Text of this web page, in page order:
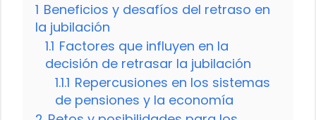
1 Beneficios y desafíos del retraso en
la jubilación
1.1 Factores que influyen en la
decisión de retrasar la jubilación
1.1.1 Repercusiones en los sistemas
de pensiones y la economía